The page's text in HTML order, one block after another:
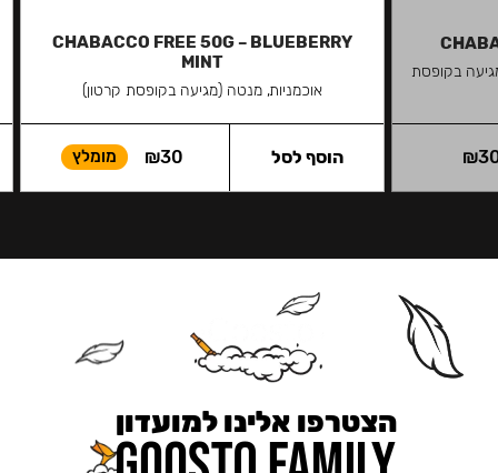
בקופסת
₪
CHABACCO FREE 50G – BLUEBERRY
MINT
אוכמניות, מנטה (מגיעה בקופסת קרטון)
₪30 מומלץ הוסף לסל
הצטרפו אלינו למועדון